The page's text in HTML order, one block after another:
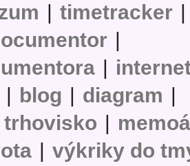
| timetracker |
|
|
| blog | diagram |
trhovisko |
| výkriky do